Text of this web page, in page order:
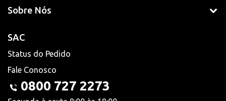
Sobre Nós
SAC
Status do Pedido
Fale Conosco
0800 727 2273